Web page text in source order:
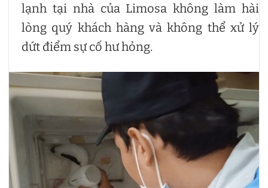
lạnh tại nhà của Limosa không làm hài
lòng quý khách hàng và không thể xử lý
dứt điểm sự cố hư hỏng.